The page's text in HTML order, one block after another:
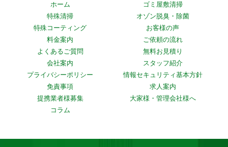
ホーム
ゴミ屋敷清掃
特殊清掃
オゾン脱臭・除菌
特殊コーティング
お客様の声
料金案内
ご依頼の流れ
よくあるご質問
無料お見積り
会社案内
スタッフ紹介
プライバシーポリシー
情報セキュリティ基本方針
免責事項
求人案内
提携業者様募集
大家様・管理会社様へ
コラム